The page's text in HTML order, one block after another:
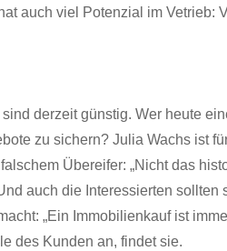
auch viel Poten­zial im
derzeit gün­stig. Wer heute
zu sich­ern? Julia Wachs ist
Übereifer: „Nicht das
auch die Inter­essierten
„Ein Immo­bilienkauf ist
des Kun­den an, find­et sie.